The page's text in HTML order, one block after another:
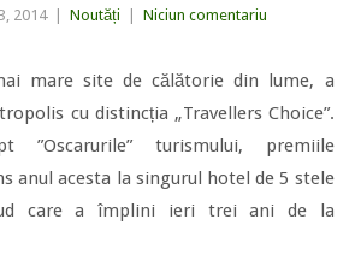
2014 Noutăți Niciun comentariu
mare site de călătorie din lume, a
cu distincția „Travellers Choice”.
”Oscarurile” turismului, premiile
anul acesta la singurul hotel de 5 stele
care a împlini ieri trei ani de la